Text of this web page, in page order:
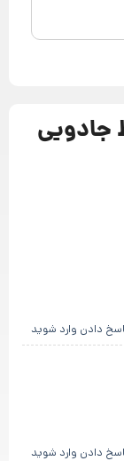
جادویی
دادن وارد شوید
دادن وارد شوید